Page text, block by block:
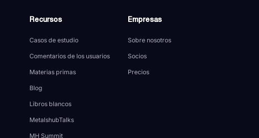
Recursos
Casos de estudio
Comentarios de los usuarios
Materias primas
Blog
Libros blancos
MetalshubTalks
MH Summit
Empresas
Sobre nosotros
Socios
Precios